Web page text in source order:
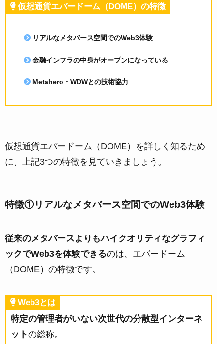
仮想通貨エバードーム（DOME）の特徴
リアルなメタバース空間でのWeb3体験
金融インフラの中身がオープンになっている
Metahero・WDWとの技術協力
仮想通貨エバードーム（DOME）を詳しく知るため
に、上記3つの特徴を見ていきましょう。
特徴①リアルなメタバース空間でのWeb3体験
従来のメタバースよりもハイクオリティなグラフィ
ックでWeb3を体験できるのは、エバードーム
（DOME）の特徴です。
Web3とは
特定の管理者がいない次世代の分散型インターネ
ットの総称。